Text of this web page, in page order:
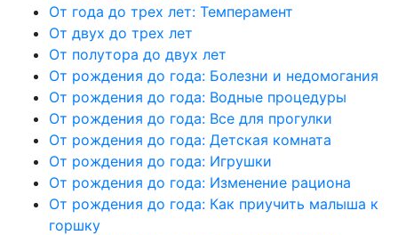
От года до трех лет: Темперамент
От двух до трех лет
От полутора до двух лет
От рождения до года: Болезни и недомогания
От рождения до года: Водные процедуры
От рождения до года: Все для прогулки
От рождения до года: Детская комната
От рождения до года: Игрушки
От рождения до года: Изменение рациона
От рождения до года: Как приучить малыша к
горшку